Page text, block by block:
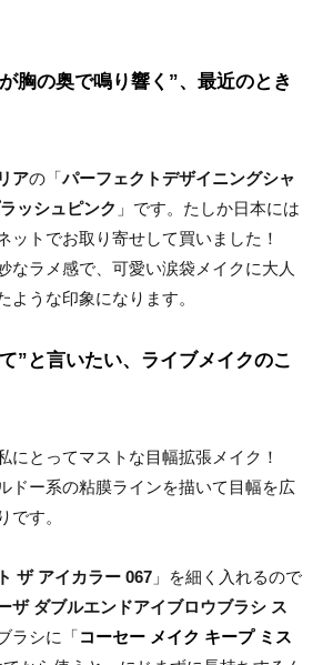
胸の奥で鳴り響く”、最近のとき
アの「パーフェクトデザイニングシャ
ッシュピンク 」です。たしか日本には
ットでお取り寄せして買いました！
なラメ感で、可愛い涙袋メイクに大人
ような印象になります。
”と言いたい、ライブメイクのこ
にとってマストな目幅拡張メイク！
ドー系の粘膜ラインを描いて目幅を広
です。
ザ アイカラー 067 」を細く入れるので
ザ ダブルエンドアイブロウブラシ ス
ラシに「コーセー メイク キープ ミス